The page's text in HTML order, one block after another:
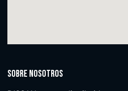
Sobre nosotros